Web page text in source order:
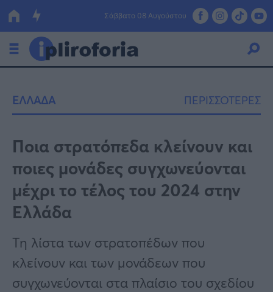
Σάββατο 08 Αυγούστου
Οικονομία
Πολιτική
Τράπεζες
Επιδοτήσεις
Κόσμος
Lifestyle
Αθλητικά
Υγεία
ΕΛΛΑΔΑ ΠΕΡΙΣΣΟΤΕΡΕΣ
Ποια στρατόπεδα κλείνουν και
ποιες μονάδες συγχωνεύονται
μέχρι το τέλος του 2024 στην
Ελλάδα
Τη λίστα των στρατοπέδων που
κλείνουν και των μονάδεων που
συγχωνεύονται στα πλαίσιο του σχεδίου